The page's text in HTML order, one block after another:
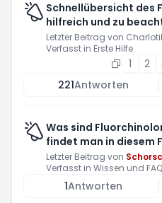
Schnellübersicht des
hilfreich und zu
Letzter Beitrag von
Verfasst in Erste Hilfe
1 2
221Antworten
Was sind
findet man in diesem
Letzter Beitrag von
Verfasst in Wissen und
1Antworten